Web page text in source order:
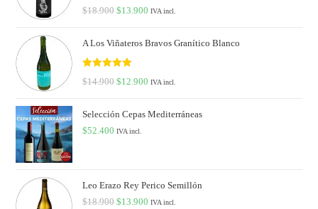
Valorado en
$18.900 $13.900 IVA incl.
A Los Viñateros Bravos Granítico Blanco
Valorado en
$14.900 $12.900 IVA incl.
Selección Cepas Mediterráneas
$52.400 IVA incl.
Leo Erazo Rey Perico Semillón
$18.900 $13.900 IVA incl.